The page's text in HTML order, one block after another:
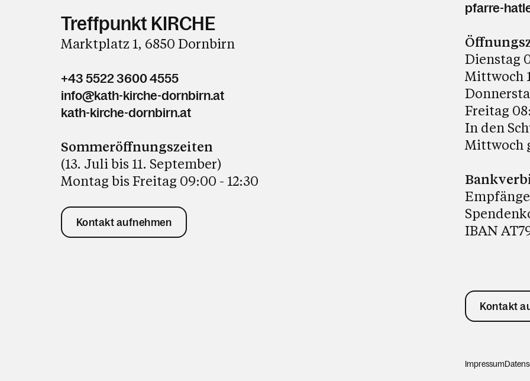
Treffpunkt KIRCHE
Marktplatz 1, 6850 Dornbirn
+43 5522 3600 4555
info@kath-kirche-dornbirn.at
kath-kirche-dornbirn.at
Sommeröffnungszeiten
(13. Juli bis 11. September)
Montag bis Freitag 09:00 - 12:30
Kontakt aufnehmen
pfarre-
Dienstag
Mittwoch
Freitag
In den
Mittwoch
IBAN
Kontakt
Impressum